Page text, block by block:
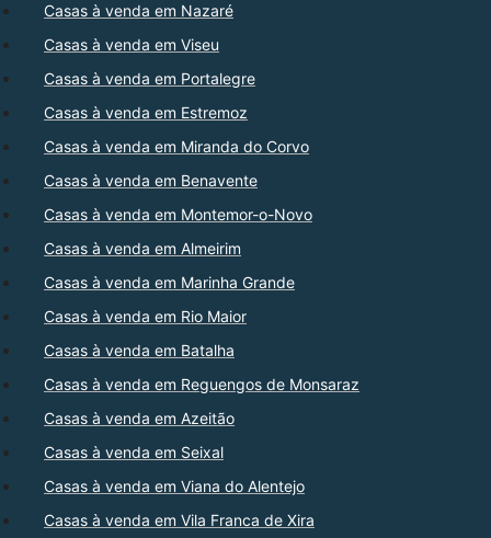
Casas à venda em Nazaré
Casas à venda em Viseu
Casas à venda em Portalegre
Casas à venda em Estremoz
Casas à venda em Miranda do Corvo
Casas à venda em Benavente
Casas à venda em Montemor-o-Novo
Casas à venda em Almeirim
Casas à venda em Marinha Grande
Casas à venda em Rio Maior
Casas à venda em Batalha
Casas à venda em Reguengos de Monsaraz
Casas à venda em Azeitão
Casas à venda em Seixal
Casas à venda em Viana do Alentejo
Casas à venda em Vila Franca de Xira